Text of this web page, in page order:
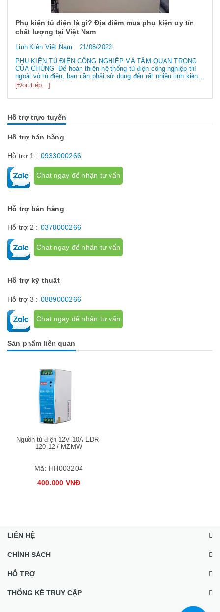
Phụ kiện tủ điện là gì? Địa điểm mua phụ kiện uy tín
chất lượng tại Việt Nam
Linh Kiện Việt Nam
21/08/2022
PHỤ KIỆN TỦ ĐIỆN CÔNG NGHIỆP VÀ TẦM QUAN TRỌNG
CỦA CHÚNG Để hoàn thiện hệ thống tủ điện công nghiệp thì
ngoài vỏ tủ điện, bạn cần phải sử dụng đến rất nhiều linh kiện
tủ điện công nghiệp khác nhau. Vậy các loại phụ kiện tủ điện
công nghiệp bao gồm những gì? Chúng có tác dụng như thế
nào hãy...
[Đọc tiếp...]
Hỗ trợ trực tuyến
Hỗ trợ bán hàng
Hỗ trợ 1 : 0933000266
Chat ngay để nhận tư vấn
Hỗ trợ bán hàng
Hỗ trợ 2 : 0378000266
Chat ngay để nhận tư vấn
Hỗ trợ kỹ thuật
Hỗ trợ 3 : 0889000266
Chat ngay để nhận tư vấn
Sản phẩm liên quan
Nguồn tủ điện 12V 10A EDR-
120-12 / MZMW
Mã: HH003204
400.000 VNĐ
LIÊN HỆ
CHÍNH SÁCH
HỖ TRỢ
THỐNG KÊ TRUY CẬP